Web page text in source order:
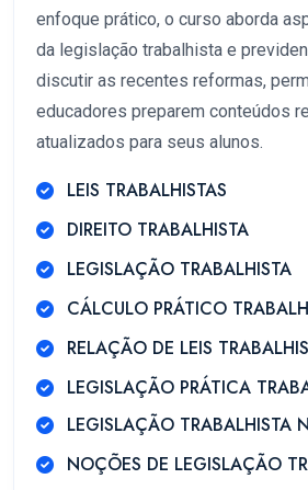
enfoque prático, o curso aborda
da legislação trabalhista e
discutir as recentes reformas,
educadores preparem conteúdos
atualizados para seus alunos.
LEIS TRABALHISTAS
DIREITO TRABALHISTA
LEGISLAÇÃO TRABALHISTA
CÁLCULO PRÁTICO
RELAÇÃO DE LEIS
LEGISLAÇÃO PRÁTICA
LEGISLAÇÃO TRABALHISTA
NOÇÕES DE LEGISLAÇÃO